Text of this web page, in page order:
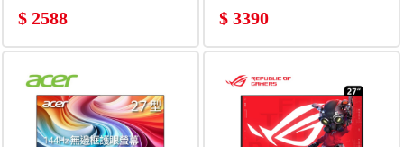
喇叭*2)
$ 2588 $ 3390